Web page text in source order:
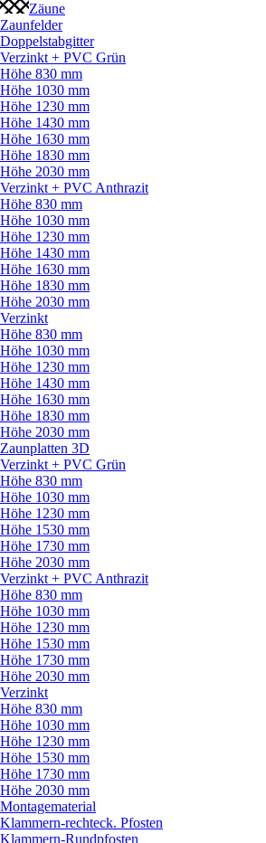
Zäune
Zaunfelder
Doppelstabgitter
Verzinkt + PVC Grün
Höhe 830 mm
Höhe 1030 mm
Höhe 1230 mm
Höhe 1430 mm
Höhe 1630 mm
Höhe 1830 mm
Höhe 2030 mm
Verzinkt + PVC Anthrazit
Höhe 830 mm
Höhe 1030 mm
Höhe 1230 mm
Höhe 1430 mm
Höhe 1630 mm
Höhe 1830 mm
Höhe 2030 mm
Verzinkt
Höhe 830 mm
Höhe 1030 mm
Höhe 1230 mm
Höhe 1430 mm
Höhe 1630 mm
Höhe 1830 mm
Höhe 2030 mm
Zaunplatten 3D
Verzinkt + PVC Grün
Höhe 830 mm
Höhe 1030 mm
Höhe 1230 mm
Höhe 1530 mm
Höhe 1730 mm
Höhe 2030 mm
Verzinkt + PVC Anthrazit
Höhe 830 mm
Höhe 1030 mm
Höhe 1230 mm
Höhe 1530 mm
Höhe 1730 mm
Höhe 2030 mm
Verzinkt
Höhe 830 mm
Höhe 1030 mm
Höhe 1230 mm
Höhe 1530 mm
Höhe 1730 mm
Höhe 2030 mm
Montagematerial
Klammern-rechteck. Pfosten
Klammern-Rundpfosten